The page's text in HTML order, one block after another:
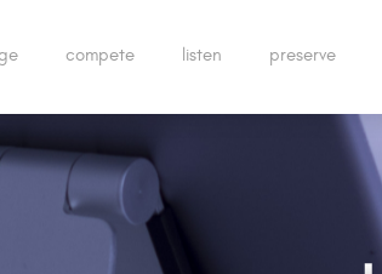
compete listen preserve